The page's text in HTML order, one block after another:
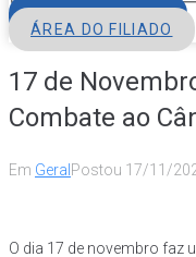
ÁREA DO FILIADO
17 de
Combate ao
Em Geral Postou 17/11/
O dia 17 de novembro faz